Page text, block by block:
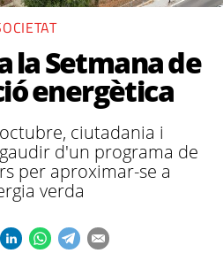
la Setmana de
energètica
ciutadania i
d'un programa de
per aproximar-se a
verda